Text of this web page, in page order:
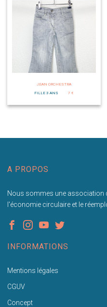
JEAN ORCHESTRA
FILLE 3 ANS
7 €
A PROPOS
Nous sommes une association
l'économie circulaire et le
INFORMATIONS
Mentions légales
CGUV
Concept